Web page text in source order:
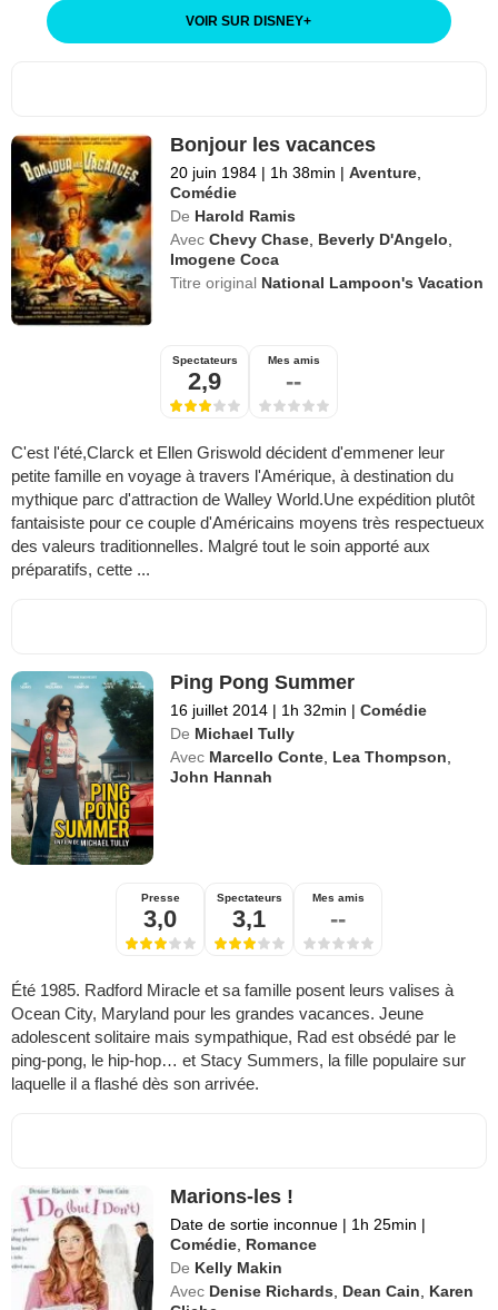
VOIR SUR DISNEY+
Bonjour les vacances
20 juin 1984 | 1h 38min | Aventure
Comédie
De Harold Ramis
Avec Chevy Chase Beverly D'Angelo
Imogene Coca
Titre original National Lampoon's Vacation
Spectateurs
2,9
Mes amis
--
C'est l'été,Clarck et Ellen Griswold décident d'emmener leur
petite famille en voyage à travers l'Amérique, à destination du
mythique parc d'attraction de Walley World.Une expédition plutôt
fantaisiste pour ce couple d'Américains moyens très respectueux
des valeurs traditionnelles. Malgré tout le soin apporté aux
préparatifs, cette ...
Ping Pong Summer
16 juillet 2014 | 1h 32min | Comédie
De Michael Tully
Avec Marcello Conte Lea Thompson
John Hannah
Presse
3,0
Spectateurs
3,1
Mes amis
--
Été 1985. Radford Miracle et sa famille posent leurs valises à
Ocean City, Maryland pour les grandes vacances. Jeune
adolescent solitaire mais sympathique, Rad est obsédé par le
ping-pong, le hip-hop… et Stacy Summers, la fille populaire sur
laquelle il a flashé dès son arrivée.
Marions-les !
Date de sortie inconnue | 1h 25min |
Comédie Romance
De Kelly Makin
Avec Denise Richards Dean Cain
Karen